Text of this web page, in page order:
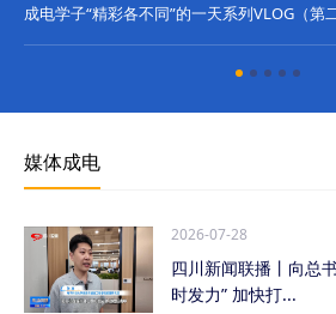
成电学子“精彩各不同”的一天系列VLOG（第
媒体成电
2026-07-28
四川新闻联播丨向总
时发力” 加快打...